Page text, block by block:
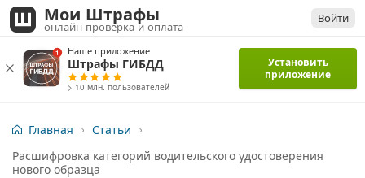
Мои Штрафы
онлайн-проверка и оплата
Войти
Наше приложение
Штрафы ГИБДД
> 10 млн. пользователей
Установить
приложение
Главная
Статьи
Расшифровка категорий водительского удостоверения
нового образца